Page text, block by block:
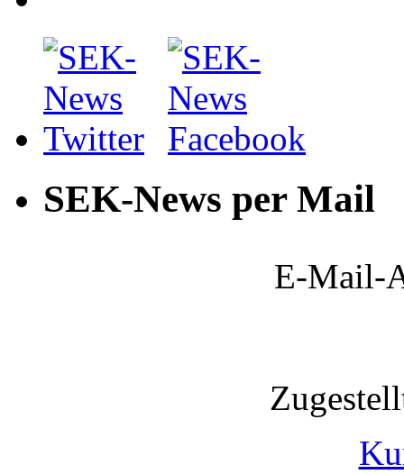
SEK-News per Mail
E-Mail-